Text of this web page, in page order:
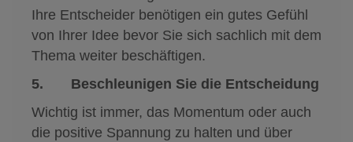
Ihre Entscheider benötigen ein gutes Gefühl
von Ihrer Idee bevor Sie sich sachlich mit dem
Thema weiter beschäftigen.
5. Beschleunigen Sie die Entscheidung
Wichtig ist immer, das Momentum oder auch
die positive Spannung zu halten und über